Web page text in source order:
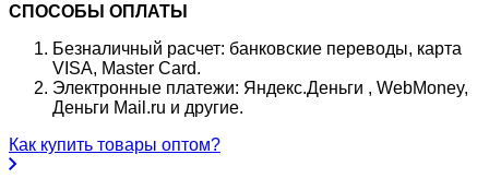
СПОСОБЫ ОПЛАТЫ
Безналичный расчет: банковские переводы, карта
VISA, Master Card.
Электронные платежи: Яндекс.Деньги , WebMoney,
Деньги Mail.ru и другие.
Как купить товары оптом?